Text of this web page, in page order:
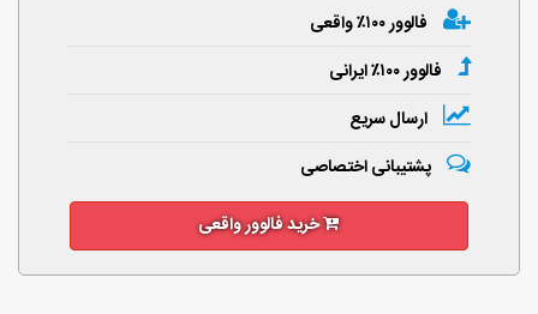
فالوور ۱۰۰٪ واقعی
فالوور ۱۰۰٪ ایرانی
ارسال سریع
پشتیبانی اختصاصی
خرید فالوور واقعی